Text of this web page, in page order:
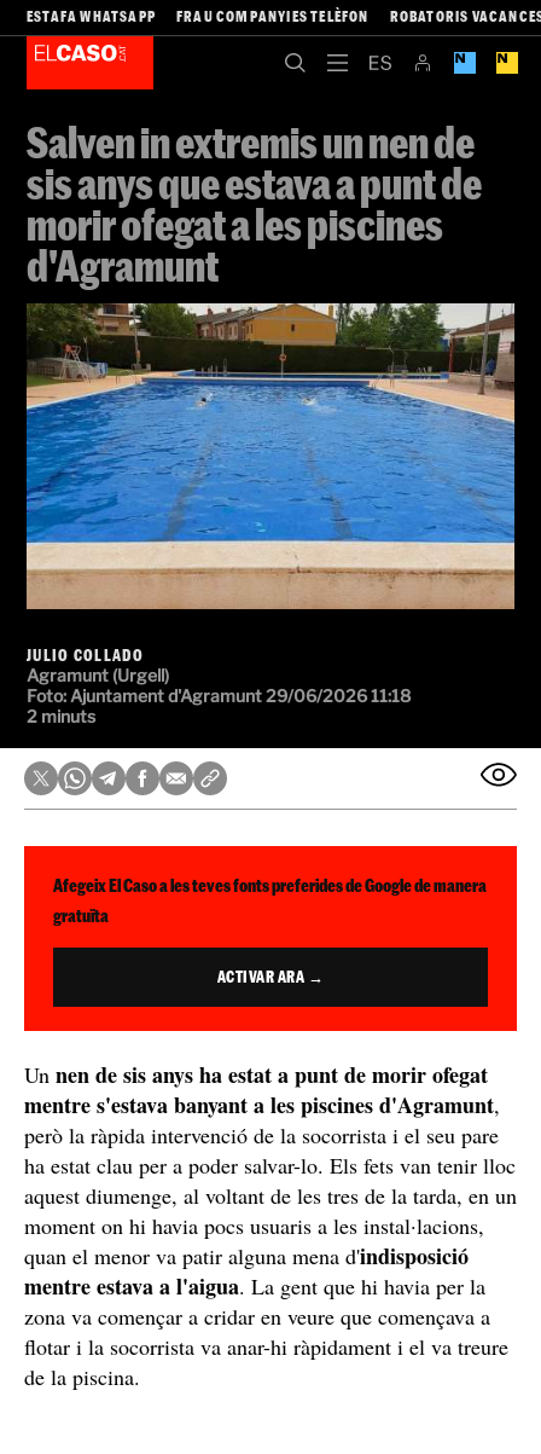
ESTAFA WHATSAPP FRAU COMPANYIES TELÈFON ROBATORIS
Salven in extremis un nen de
sis anys que estava a punt de
morir ofegat a les piscines
d'Agramunt
JULIO COLLADO
Agramunt (Urgell)
Foto: Ajuntament d'Agramunt29/06/2026 11:18
2 minuts
Afegeix El Caso a les teves fonts preferides de Google de manera
gratuïta
ACTIVAR ARA →
Un nen de sis anys ha estat a punt de morir ofegat
mentre s'estava banyant a les piscines d'Agramunt,
però la ràpida intervenció de la socorrista i el seu pare
ha estat clau per a poder salvar-lo. Els fets van tenir lloc
aquest diumenge, al voltant de les tres de la tarda, en un
moment on hi havia pocs usuaris a les instal·lacions,
quan el menor va patir alguna mena d'indisposició
mentre estava a l'aigua. La gent que hi havia per la
zona va començar a cridar en veure que començava a
flotar i la socorrista va anar-hi ràpidament i el va treure
de la piscina.